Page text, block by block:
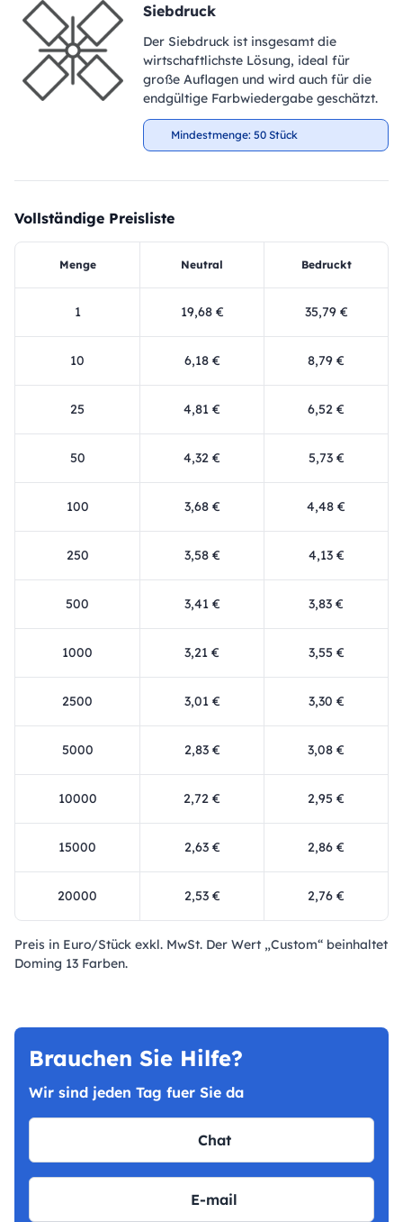
Siebdruck
Der Siebdruck ist insgesamt die
wirtschaftlichste Lösung, ideal für
große Auflagen und wird auch für die
endgültige Farbwiedergabe geschätzt.
Mindestmenge: 50 Stück
Vollständige Preisliste
Menge Neutral Bedruckt
1 19,68 € 35,79 €
10 6,18 € 8,79 €
25 4,81 € 6,52 €
50 4,32 € 5,73 €
100 3,68 € 4,48 €
250 3,58 € 4,13 €
500 3,41 € 3,83 €
1000 3,21 € 3,55 €
2500 3,01 € 3,30 €
5000 2,83 € 3,08 €
10000 2,72 € 2,95 €
15000 2,63 € 2,86 €
20000 2,53 € 2,76 €
Preis in Euro/Stück exkl. MwSt. Der Wert „Custom“ beinhaltet
Doming 13 Farben.
Brauchen Sie Hilfe?
Wir sind jeden Tag fuer Sie da
Chat
E-mail